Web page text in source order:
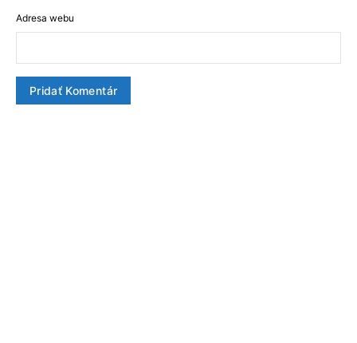
Adresa webu